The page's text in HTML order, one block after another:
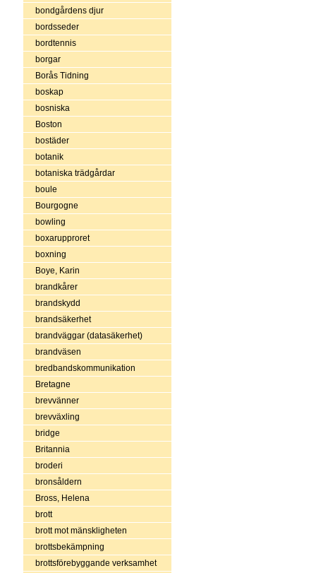
bondgårdens djur
bordsseder
bordtennis
borgar
Borås Tidning
boskap
bosniska
Boston
bostäder
botanik
botaniska trädgårdar
boule
Bourgogne
bowling
boxarupproret
boxning
Boye, Karin
brandkårer
brandskydd
brandsäkerhet
brandväggar (datasäkerhet)
brandväsen
bredbandskommunikation
Bretagne
brevvänner
brevväxling
bridge
Britannia
broderi
bronsåldern
Bross, Helena
brott
brott mot mänskligheten
brottsbekämpning
brottsförebyggande verksamhet